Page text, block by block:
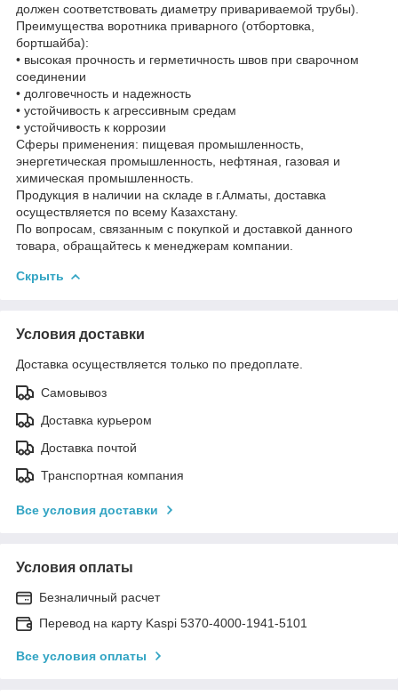
должен соответствовать диаметру привариваемой трубы).
Преимущества воротника приварного (отбортовка,
бортшайба):
• высокая прочность и герметичность швов при сварочном
соединении
• долговечность и надежность
• устойчивость к агрессивным средам
• устойчивость к коррозии
Сферы применения: пищевая промышленность,
энергетическая промышленность, нефтяная, газовая и
химическая промышленность.
Продукция в наличии на складе в г.Алматы, доставка
осуществляется по всему Казахстану.
По вопросам, связанным с покупкой и доставкой данного
товара, обращайтесь к менеджерам компании.
Скрыть
Условия доставки
Доставка осуществляется только по предоплате.
Самовывоз
Доставка курьером
Доставка почтой
Транспортная компания
Все условия доставки
Условия оплаты
Безналичный расчет
Перевод на карту Kaspi 5370-4000-1941-5101
Все условия оплаты